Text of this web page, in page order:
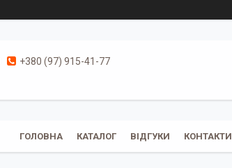
+380 (97) 915-41-77
ГОЛОВНА КАТАЛОГ ВІДГУКИ КОНТАКТИ